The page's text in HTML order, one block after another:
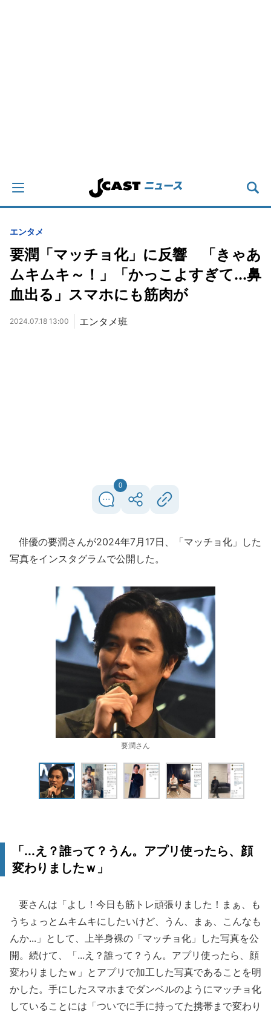
エンタメ
要潤「マッチョ化」に反響 「きゃあ
ムキムキ～！」「かっこよすぎて...鼻
血出る」スマホにも筋肉が
2024.07.18 13:00 エンタメ班
0
俳優の要潤さんが2024年7月17日、「マッチョ化」した
写真をインスタグラムで公開した。
要潤さん
「...え？誰って？うん。アプリ使ったら、顔
変わりましたｗ」
要さんは「よし！今日も筋トレ頑張りました！まぁ、も
うちょっとムキムキにしたいけど、うん、まぁ、こんなも
んか...」として、上半身裸の「マッチョ化」した写真を公
開。続けて、「...え？誰って？うん。アプリ使ったら、顔
変わりましたｗ」とアプリで加工した写真であることを明
かした。手にしたスマホまでダンベルのようにマッチョ化
していることには「ついでに手に持ってた携帯まで変わり